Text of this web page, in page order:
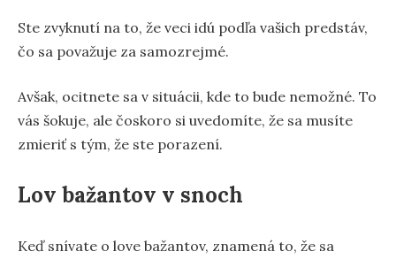
Ste zvyknutí na to, že veci idú podľa vašich predstáv,
čo sa považuje za samozrejmé.
Avšak, ocitnete sa v situácii, kde to bude nemožné. To
vás šokuje, ale čoskoro si uvedomíte, že sa musíte
zmieriť s tým, že ste porazení.
Lov bažantov v snoch
Keď snívate o love bažantov, znamená to, že sa